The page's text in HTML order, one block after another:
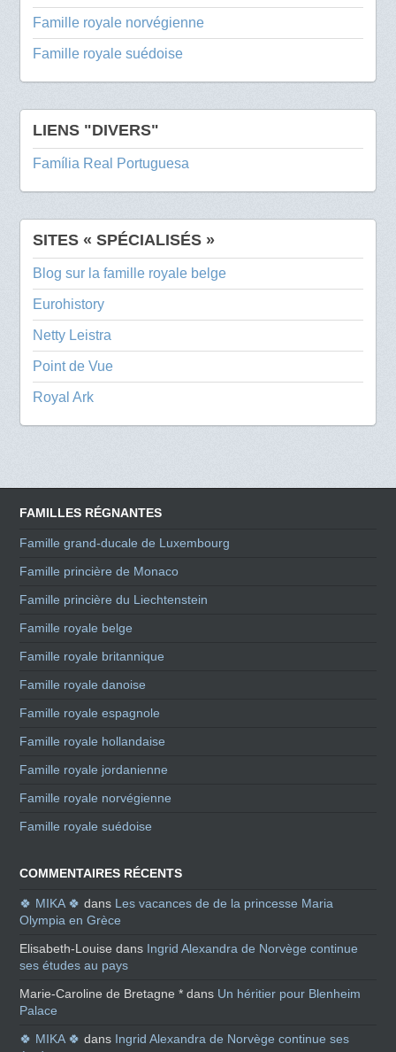
Famille royale norvégienne
Famille royale suédoise
LIENS "DIVERS"
Família Real Portuguesa
SITES « SPÉCIALISÉS »
Blog sur la famille royale belge
Eurohistory
Netty Leistra
Point de Vue
Royal Ark
FAMILLES RÉGNANTES
Famille grand-ducale de Luxembourg
Famille princière de Monaco
Famille princière du Liechtenstein
Famille royale belge
Famille royale britannique
Famille royale danoise
Famille royale espagnole
Famille royale hollandaise
Famille royale jordanienne
Famille royale norvégienne
Famille royale suédoise
COMMENTAIRES RÉCENTS
🍀 MIKA 🍀 dans Les vacances de de la princesse Maria
Olympia en Grèce
Elisabeth-Louise dans Ingrid Alexandra de Norvège continue
ses études au pays
Marie-Caroline de Bretagne * dans Un héritier pour Blenheim
Palace
🍀 MIKA 🍀 dans Ingrid Alexandra de Norvège continue ses